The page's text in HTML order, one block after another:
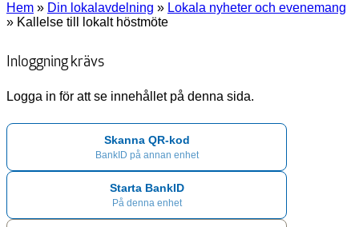
Hem » Din lokalavdelning » Lokala nyheter och evenemang
» Kallelse till lokalt höstmöte
Inloggning krävs
Logga in för att se innehållet på denna sida.
Skanna QR-kod
BankID på annan enhet
Starta BankID
På denna enhet